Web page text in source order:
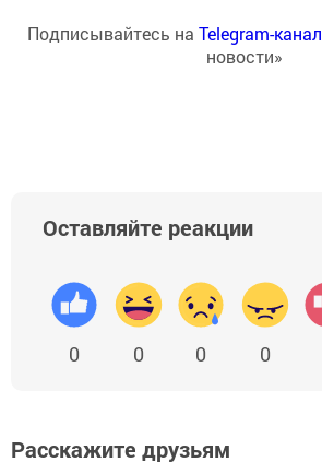
Подписывайтесь на Telegram-канал
новости»
Оставляйте реакции
0 0 0 0
Расскажите друзьям